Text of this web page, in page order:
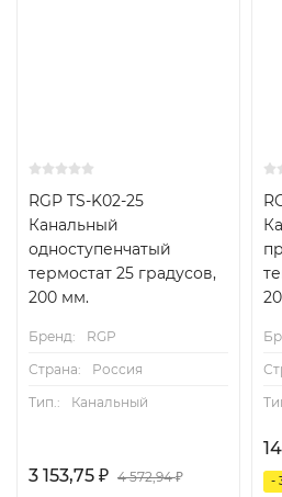
RGP TS-K02-25
Канальный
одноступенчатый
термостат 25 градусов,
200 мм.
Бренд:
RGP
Страна:
Россия
Тип.:
Канальный
3 153,75 ₽ 4 572,94₽
-